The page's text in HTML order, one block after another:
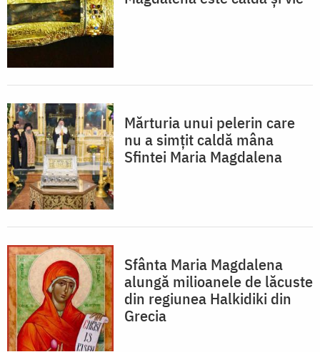
Mărturia unui pelerin care
nu a simțit caldă mâna
Sfintei Maria Magdalena
Sfânta Maria Magdalena
alungă milioanele de lăcuste
din regiunea Halkidiki din
Grecia